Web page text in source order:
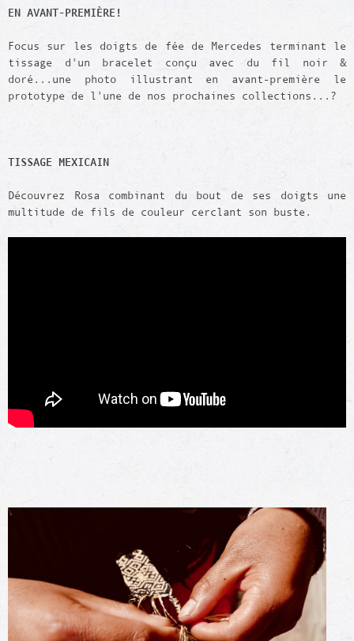
EN AVANT-PREMIÈRE!
Focus sur les doigts de fée de Mercedes terminant le
tissage d'un bracelet conçu avec du fil noir &
doré...une photo illustrant en avant-première le
prototype de l'une de nos prochaines collections...?
TISSAGE MEXICAIN
Découvrez Rosa combinant du bout de ses doigts une
multitude de fils de couleur cerclant son buste.